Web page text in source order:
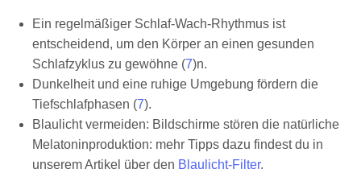
Ein regelmäßiger Schlaf-Wach-Rhythmus ist
entscheidend, um den Körper an einen gesunden
Schlafzyklus zu gewöhne (7)n.
Dunkelheit und eine ruhige Umgebung fördern die
Tiefschlafphasen (7).
Blaulicht vermeiden: Bildschirme stören die natürliche
Melatoninproduktion: mehr Tipps dazu findest du in
unserem Artikel über den Blaulicht-Filter.